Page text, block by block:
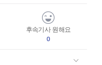
후속기사 원해요
0